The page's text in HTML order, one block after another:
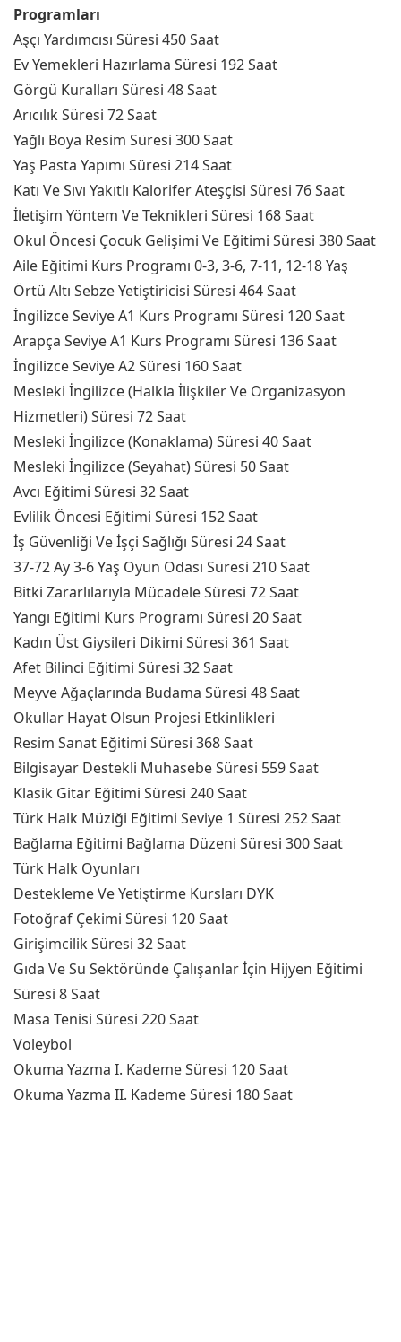
Programları
Aşçı Yardımcısı Süresi 450 Saat
Ev Yemekleri Hazırlama Süresi 192 Saat
Görgü Kuralları Süresi 48 Saat
Arıcılık Süresi 72 Saat
Yağlı Boya Resim Süresi 300 Saat
Yaş Pasta Yapımı Süresi 214 Saat
Katı Ve Sıvı Yakıtlı Kalorifer Ateşçisi Süresi 76 Saat
İletişim Yöntem Ve Teknikleri Süresi 168 Saat
Okul Öncesi Çocuk Gelişimi Ve Eğitimi Süresi 380 Saat
Aile Eğitimi Kurs Programı 0-3, 3-6, 7-11, 12-18 Yaş
Örtü Altı Sebze Yetiştiricisi Süresi 464 Saat
İngilizce Seviye A1 Kurs Programı Süresi 120 Saat
Arapça Seviye A1 Kurs Programı Süresi 136 Saat
İngilizce Seviye A2 Süresi 160 Saat
Mesleki İngilizce (Halkla İlişkiler Ve Organizasyon
Hizmetleri) Süresi 72 Saat
Mesleki İngilizce (Konaklama) Süresi 40 Saat
Mesleki İngilizce (Seyahat) Süresi 50 Saat
Avcı Eğitimi Süresi 32 Saat
Evlilik Öncesi Eğitimi Süresi 152 Saat
İş Güvenliği Ve İşçi Sağlığı Süresi 24 Saat
37-72 Ay 3-6 Yaş Oyun Odası Süresi 210 Saat
Bitki Zararlılarıyla Mücadele Süresi 72 Saat
Yangı Eğitimi Kurs Programı Süresi 20 Saat
Kadın Üst Giysileri Dikimi Süresi 361 Saat
Afet Bilinci Eğitimi Süresi 32 Saat
Meyve Ağaçlarında Budama Süresi 48 Saat
Okullar Hayat Olsun Projesi Etkinlikleri
Resim Sanat Eğitimi Süresi 368 Saat
Bilgisayar Destekli Muhasebe Süresi 559 Saat
Klasik Gitar Eğitimi Süresi 240 Saat
Türk Halk Müziği Eğitimi Seviye 1 Süresi 252 Saat
Bağlama Eğitimi Bağlama Düzeni Süresi 300 Saat
Türk Halk Oyunları
Destekleme Ve Yetiştirme Kursları DYK
Fotoğraf Çekimi Süresi 120 Saat
Girişimcilik Süresi 32 Saat
Gıda Ve Su Sektöründe Çalışanlar İçin Hijyen Eğitimi
Süresi 8 Saat
Masa Tenisi Süresi 220 Saat
Voleybol
Okuma Yazma I. Kademe Süresi 120 Saat
Okuma Yazma II. Kademe Süresi 180 Saat